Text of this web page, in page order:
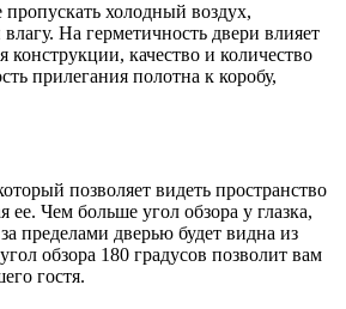
холодный воздух,
На герметичность двери влияет
конструкции, качество и количество
прилегания полотна к коробу,
позволяет видеть пространство
ее. Чем больше угол обзора у глазка,
пределами дверью будет видна из
обзора 180 градусов позволит вам
гостя.